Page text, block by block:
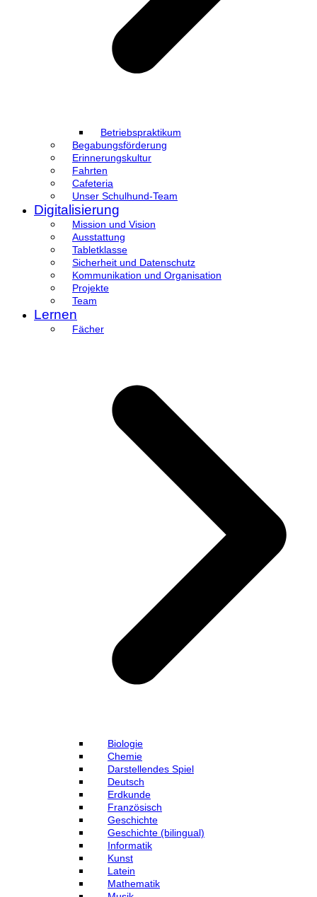
Betriebspraktikum
Begabungsförderung
Erinnerungskultur
Fahrten
Cafeteria
Unser Schulhund-Team
Digitalisierung
Mission und Vision
Ausstattung
Tabletklasse
Sicherheit und Datenschutz
Kommunikation und Organisation
Projekte
Team
Lernen
Fächer
Biologie
Chemie
Darstellendes Spiel
Deutsch
Erdkunde
Französisch
Geschichte
Geschichte (bilingual)
Informatik
Kunst
Latein
Mathematik